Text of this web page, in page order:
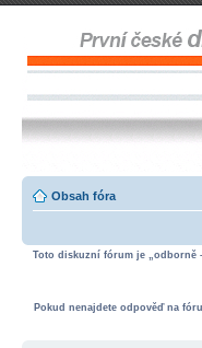
Obsah fóra
Toto diskuzní fórum je „odborně
Pokud nenajdete odpověď na